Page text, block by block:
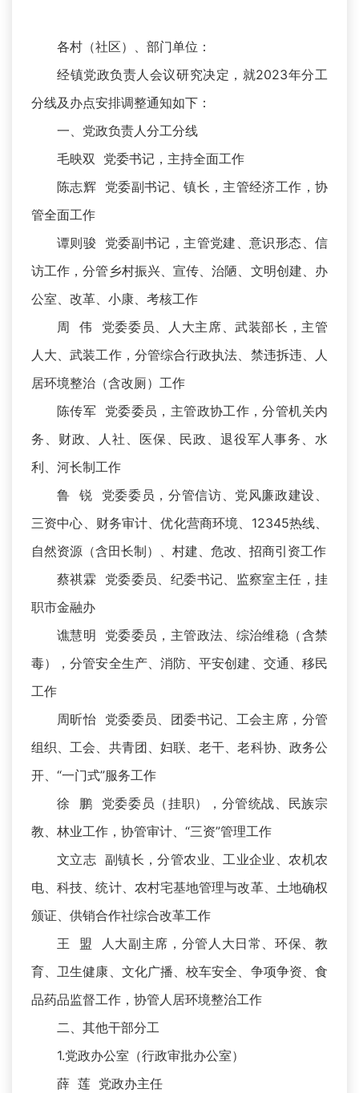
各村（社区）、部门单位：
经镇党政负责人会议研究决定，就2023年分工
分线及办点安排调整通知如下：
一、党政负责人分工分线
毛映双 党委书记，主持全面工作
陈志辉 党委副书记、镇长，主管经济工作，协
管全面工作
谭则骏 党委副书记，主管党建、意识形态、信
访工作，分管乡村振兴、宣传、治陋、文明创建、办
公室、改革、小康、考核工作
周 伟 党委委员、人大主席、武装部长，主管
人大、武装工作，分管综合行政执法、禁违拆违、人
居环境整治（含改厕）工作
陈传军 党委委员，主管政协工作，分管机关内
务、财政、人社、医保、民政、退役军人事务、水
利、河长制工作
鲁 锐 党委委员，分管信访、党风廉政建设、
三资中心、财务审计、优化营商环境、12345热线、
自然资源（含田长制）、村建、危改、招商引资工作
蔡祺霖 党委委员、纪委书记、监察室主任，挂
职市金融办
谯慧明 党委委员，主管政法、综治维稳（含禁
毒），分管安全生产、消防、平安创建、交通、移民
工作
周昕怡 党委委员、团委书记、工会主席，分管
组织、工会、共青团、妇联、老干、老科协、政务公
开、“一门式”服务工作
徐 鹏 党委委员（挂职），分管统战、民族宗
教、林业工作，协管审计、“三资”管理工作
文立志 副镇长，分管农业、工业企业、农机农
电、科技、统计、农村宅基地管理与改革、土地确权
颁证、供销合作社综合改革工作
王 盟 人大副主席，分管人大日常、环保、教
育、卫生健康、文化广播、校车安全、争项争资、食
品药品监督工作，协管人居环境整治工作
二、其他干部分工
1.党政办公室（行政审批办公室）
薛 莲 党政办主任